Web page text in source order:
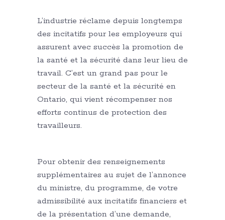
L’industrie réclame depuis longtemps
des incitatifs pour les employeurs qui
assurent avec succès la promotion de
la santé et la sécurité dans leur lieu de
travail. C’est un grand pas pour le
secteur de la santé et la sécurité en
Ontario, qui vient récompenser nos
efforts continus de protection des
travailleurs.
Pour obtenir des renseignements
supplémentaires au sujet de l’annonce
du ministre, du programme, de votre
admissibilité aux incitatifs financiers et
de la présentation d’une demande,